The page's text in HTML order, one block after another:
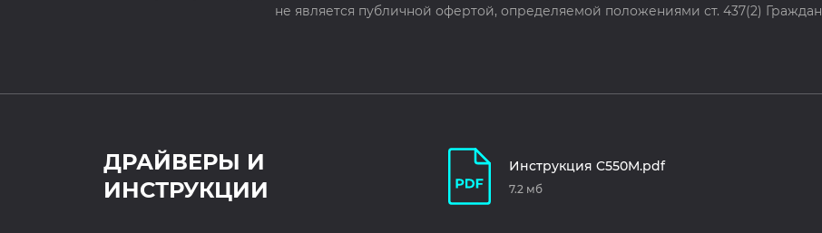
не является публичной офертой, определяемой положениями ст. 437(2)
ДРАЙВЕРЫ И
ИНСТРУКЦИИ
Инструкция C550M.pdf
7.2 мб